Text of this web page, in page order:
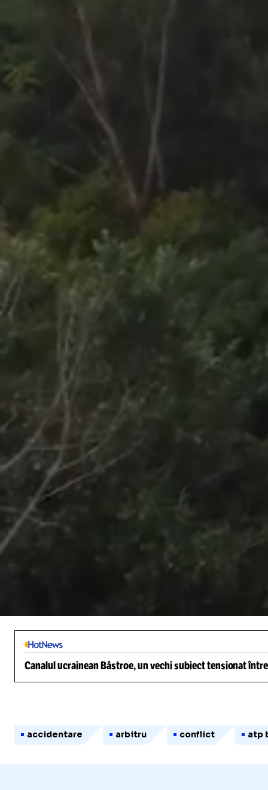
Canalul ucrainean Bâstroe, un vechi subiect tensionat
accidentare arbitru conflict atp